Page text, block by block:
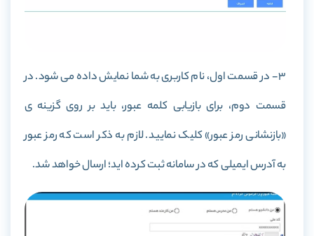
3- در قسمت اول، نام کاربری به شما نمایش داده می شود. در
قسمت دوم، برای بازیابی کلمه عبور، باید بر روی گزینه ی
«بازنشانی رمز عبور» کلیک نمایید. لازم به ذکر است که رمز عبور
به آدرس ایمیلی که در سامانه ثبت کرده اید؛ ارسال خواهد شد.